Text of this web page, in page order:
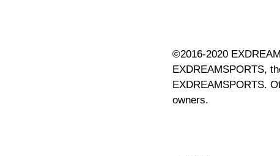
©2016-2020
EXDREAMSPORTS,
EXDREAMSPORTS.
owners.